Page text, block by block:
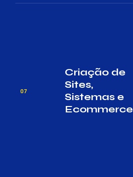
07
Criação de
Sites,
Sistemas e
Ecommerce